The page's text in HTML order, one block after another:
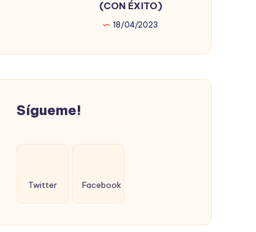
(CON
ÉXITO)
(CON ÉXITO)
18/04/2023
Sígueme!
Twitter Facebook